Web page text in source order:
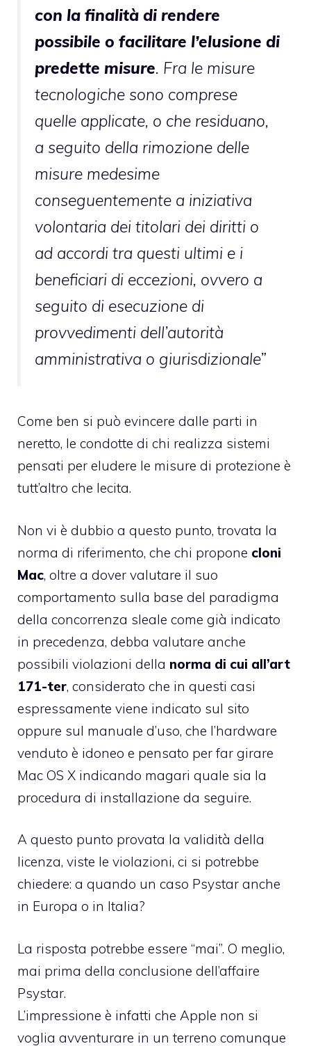
con la finalità di rendere
possibile o facilitare l’elusione di
predette misure. Fra le misure
tecnologiche sono comprese
quelle applicate, o che residuano,
a seguito della rimozione delle
misure medesime
conseguentemente a iniziativa
volontaria dei titolari dei diritti o
ad accordi tra questi ultimi e i
beneficiari di eccezioni, ovvero a
seguito di esecuzione di
provvedimenti dell’autorità
amministrativa o giurisdizionale”
Come ben si può evincere dalle parti in
neretto, le condotte di chi realizza sistemi
pensati per eludere le misure di protezione è
tutt’altro che lecita.
Non vi è dubbio a questo punto, trovata la
norma di riferimento, che chi propone cloni
Mac, oltre a dover valutare il suo
comportamento sulla base del paradigma
della concorrenza sleale come già indicato
in precedenza, debba valutare anche
possibili violazioni della norma di cui all’art
171-ter, considerato che in questi casi
espressamente viene indicato sul sito
oppure sul manuale d’uso, che l’hardware
venduto è idoneo e pensato per far girare
Mac OS X indicando magari quale sia la
procedura di installazione da seguire.
A questo punto provata la validità della
licenza, viste le violazioni, ci si potrebbe
chiedere: a quando un caso Psystar anche
in Europa o in Italia?
La risposta potrebbe essere “mai”. O meglio,
mai prima della conclusione dell’affaire
Psystar.
L’impressione è infatti che Apple non si
voglia avventurare in un terreno comunque